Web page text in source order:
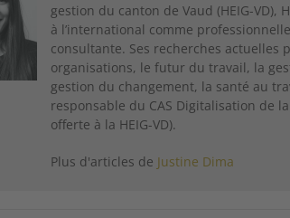
gestion du canton de Vaud (HEIG-VD),
à l’international comme
consultante. Ses recherches
organisations, le futur du travail, la
gestion du changement, la santé au
responsable du CAS Digitalisation de
offerte à la HEIG-VD).
Plus d'articles de Justine Dima